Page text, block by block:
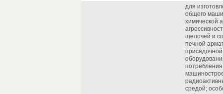
для
общего
химической
щелочей и
печной
средой;